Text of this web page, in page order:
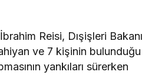
Reisi, Dışişleri Bakanı
ve 7 kişinin bulunduğu
yankıları sürerken